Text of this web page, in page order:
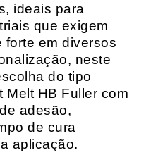
ideais para
que exigem
forte em diversos
neste
do tipo
Melt HB Fuller com
adesão,
de cura
aplicação.